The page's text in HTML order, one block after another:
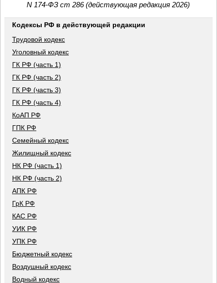
N 174-ФЗ ст 286 (действующая редакция 2026)
Кодексы РФ в действующей редакции
Трудовой кодекс
Уголовный кодекс
ГК РФ (часть 1)
ГК РФ (часть 2)
ГК РФ (часть 3)
ГК РФ (часть 4)
КоАП РФ
ГПК РФ
Семейный кодекс
Жилищный кодекс
НК РФ (часть 1)
НК РФ (часть 2)
АПК РФ
ГрК РФ
КАС РФ
УИК РФ
УПК РФ
Бюджетный кодекс
Воздушный кодекс
Водный кодекс